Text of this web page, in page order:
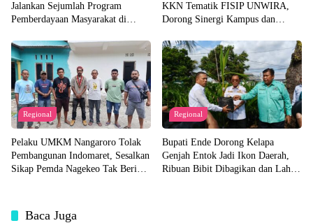
Jalankan Sejumlah Program
Pemberdayaan Masyarakat di
KKN Tematik FISIP UNWIRA,
Dorong Sinergi Kampus dan
Regional
Pelaku UMKM Nangaroro Tolak
Pembangunan Indomaret, Sesalkan
Sikap Pemda Nagekeo Tak Beri
Regional
Bupati Ende Dorong Kelapa
Genjah Entok Jadi Ikon Daerah,
Ribuan Bibit Dibagikan dan Lahan
Baca Juga